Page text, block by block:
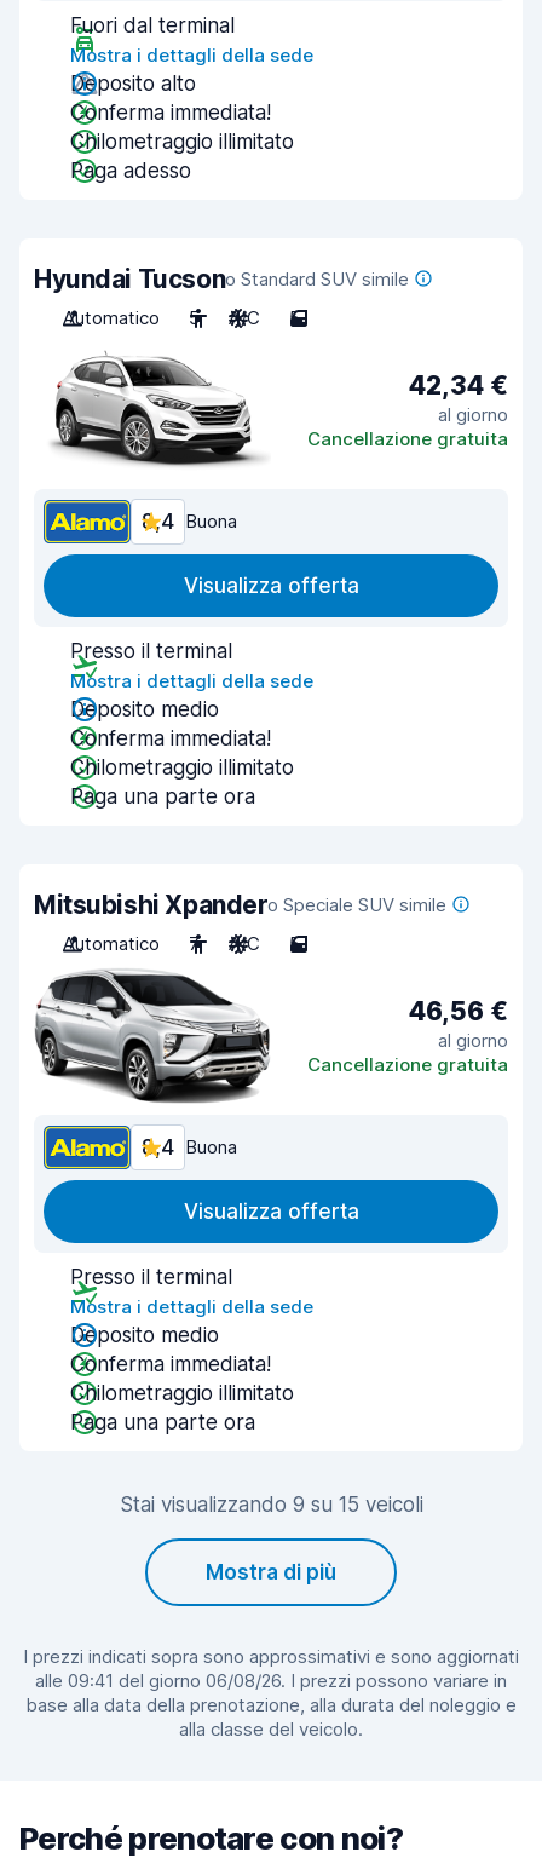
Fuori dal terminal
Mostra i dettagli della sede
Deposito alto
Conferma immediata!
Chilometraggio illimitato
Paga adesso
Hyundai Tucsono Standard SUV simile
Automatico
5 A/C 5
42,34 €
al giorno
Cancellazione gratuita
8,4 Buona
Visualizza offerta
Presso il terminal
Mostra i dettagli della sede
Deposito medio
Conferma immediata!
Chilometraggio illimitato
Paga una parte ora
Mitsubishi Xpandero Speciale SUV simile
Automatico
7 A/C 5
46,56 €
al giorno
Cancellazione gratuita
8,4 Buona
Visualizza offerta
Presso il terminal
Mostra i dettagli della sede
Deposito medio
Conferma immediata!
Chilometraggio illimitato
Paga una parte ora
Stai visualizzando 9 su 15 veicoli
Mostra di più
I prezzi indicati sopra sono approssimativi e sono aggiornati
alle 09:41 del giorno 06/08/26. I prezzi possono variare in
base alla data della prenotazione, alla durata del noleggio e
alla classe del veicolo.
Perché prenotare con noi?